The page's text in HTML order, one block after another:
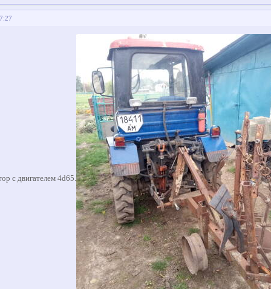
с двигателем 4d65.